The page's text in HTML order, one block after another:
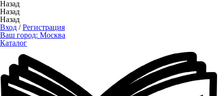
Назад
Назад
Назад
Вход /Регистрация
Ваш город: Москва
Каталог